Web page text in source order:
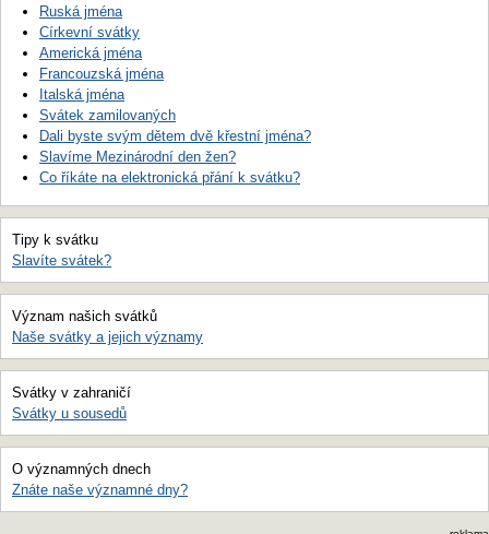
Ruská jména
Církevní svátky
Americká jména
Francouzská jména
Italská jména
Svátek zamilovaných
Dali byste svým dětem dvě křestní jména?
Slavíme Mezinárodní den žen?
Co říkáte na elektronická přání k svátku?
Tipy k svátku
Slavíte svátek?
Význam našich svátků
Naše svátky a jejich významy
Svátky v zahraničí
Svátky u sousedů
O významných dnech
Znáte naše významné dny?